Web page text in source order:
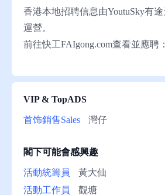
信
息
冊/
幫
助
香港本地招聘信息由YoutuSky有
運營。
前往快工FAIgong.com查看並應聘：
VIP & TopADS
首饰銷售Sales 灣仔
閣下可能會感興趣
活動統籌員
黃大仙
活動工作員
觀塘